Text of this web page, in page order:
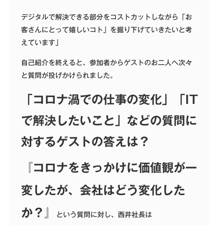
デジタルで解決できる部分をコストカットしながら「お
客さんにとって嬉しいコト」を掘り下げていきたいと考
えています」
自己紹介を終えると、参加者からゲストのお二人へ次々
と質問が投げかけられました。
「コロナ渦での仕事の変化」「IT
で解決したいこと」などの質問に
対するゲストの答えは？
『コロナをきっかけに価値観が一
変したが、会社はどう変化した
か？』
という質問に対し、西井社長は